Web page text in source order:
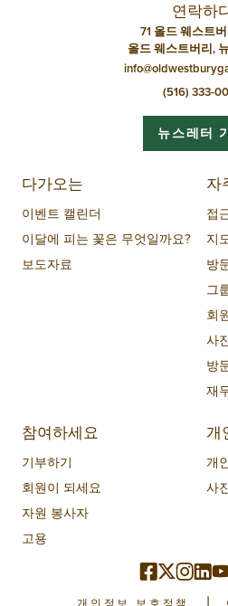
연락하
71 올드 웨스트
올드 웨스트버리,
(516) 333-
뉴스레터
다가오는
이벤트 캘린더
이달에 피는 꽃은 무엇일까요?
보도자료
자
접
지
방
그
회
사
방
재
참여하세요
기부하기
회원이 되세요
자원 봉사자
고용
개
개
사
개인정보 보호정책